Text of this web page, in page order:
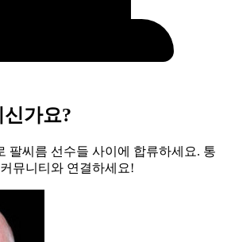
가요?
팔씨름 선수들 사이에 합류하세요. 통
뮤니티와 연결하세요!